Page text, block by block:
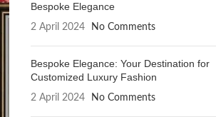
Bespoke Elegance
2 April 2024 No Comments
Bespoke Elegance: Your Destination for
Customized Luxury Fashion
2 April 2024 No Comments